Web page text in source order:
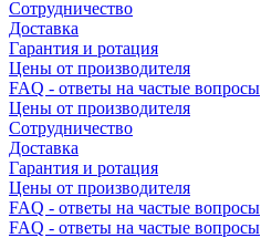
Сотрудничество
Доставка
Гарантия и ротация
Цены от производителя
FAQ - ответы на частые вопросы
Цены от производителя
Сотрудничество
Доставка
Гарантия и ротация
Цены от производителя
FAQ - ответы на частые вопросы
FAQ - ответы на частые вопросы